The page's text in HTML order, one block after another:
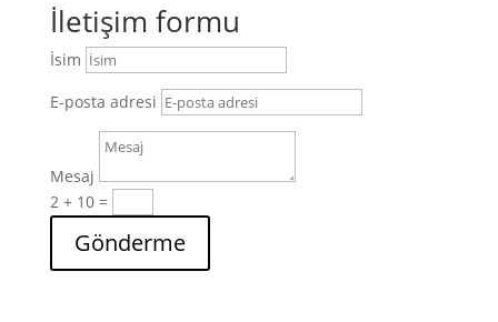
İletişim formu
İsim
E-posta adresi
Mesaj
2 + 10=
Gönderme